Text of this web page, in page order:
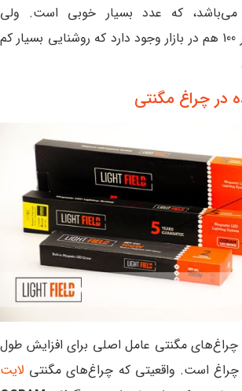
می‌باشد، که عدد بسیار خوبی است. ولی
چراغ‌هایی با لومن زیر 100 هم در بازار وجود دارد که روشنایی بسیار کم
در چراغ مگنتی
مگنتی عامل اصلی برای افزایش طول
چراغ است. واقعیتی که چراغ‌های مگنتی لایت